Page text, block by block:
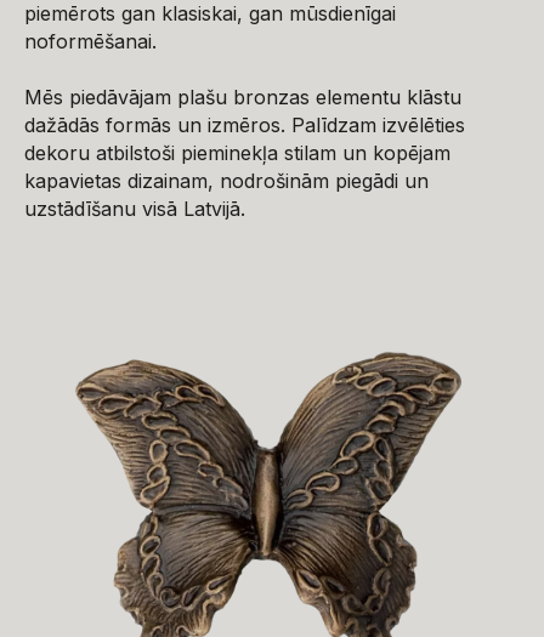
piemērots gan klasiskai, gan mūsdienīgai
noformēšanai.
Mēs piedāvājam plašu bronzas elementu klāstu
dažādās formās un izmēros. Palīdzam izvēlēties
dekoru atbilstoši pieminekļa stilam un kopējam
kapavietas dizainam, nodrošinām piegādi un
uzstādīšanu visā Latvijā.